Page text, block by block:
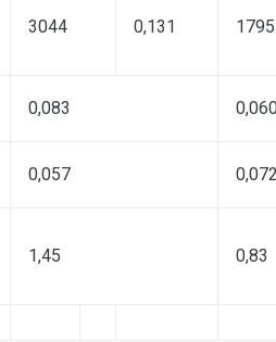
3044 0,131 1795
0,083
0,057
1,45 0,83